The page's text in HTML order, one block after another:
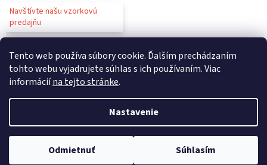
Tento web používa súbory cookie. Ďalším prechádzaním
tohto webu vyjadrujete súhlas s ich používaním. Viac
informáciína tejto stránke.
Nastavenie
Odmietnuť Súhlasím
Navštívte našu vzorkovú
predajňu
Copyright 2026Gastroparty. Všetky práva vyhradené.Upraviť